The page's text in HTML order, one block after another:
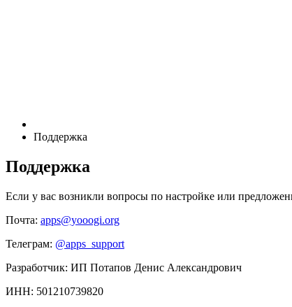
Поддержка
Поддержка
Если у вас возникли вопросы по настройке или
Почта: apps@yooogi.org
Телеграм: @apps_support
Разработчик: ИП Потапов Денис Александрович
ИНН: 501210739820